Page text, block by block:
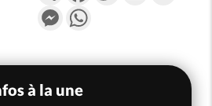
Messenger
à la une